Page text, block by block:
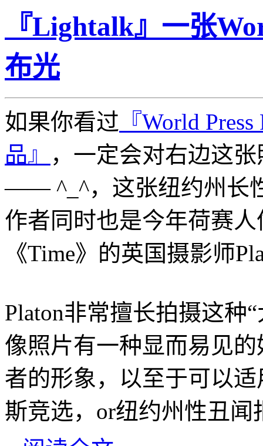
『Lightalk』一张
布光
如果你看过 『World
品』
，一定会对右边这
—— ^_^，这张纽约州长
作者同时也是今年荷赛
《Time》的英国摄影师
Platon非常擅长拍摄这种
像照片有一种显而易见
者的形象，以至于可以
斯竞选，or纽约州性丑闻